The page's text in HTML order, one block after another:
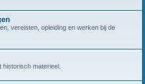
vereisten, opleiding en werken bij de
materieel.